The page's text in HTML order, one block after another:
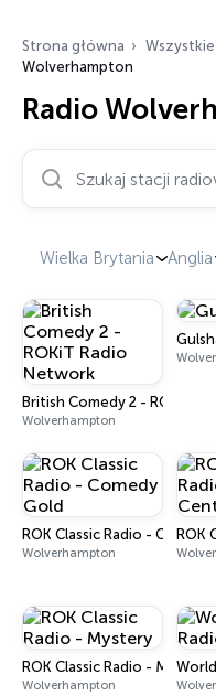
Strona główna
Wolverhampton
Radio
Wielka Brytania Anglia
British Comedy 2 - ROKiT
Wolverhampton
ROK Classic Radio -
Wolverhampton
ROK
ROK Classic Radio - Mystery
Wolverhampton